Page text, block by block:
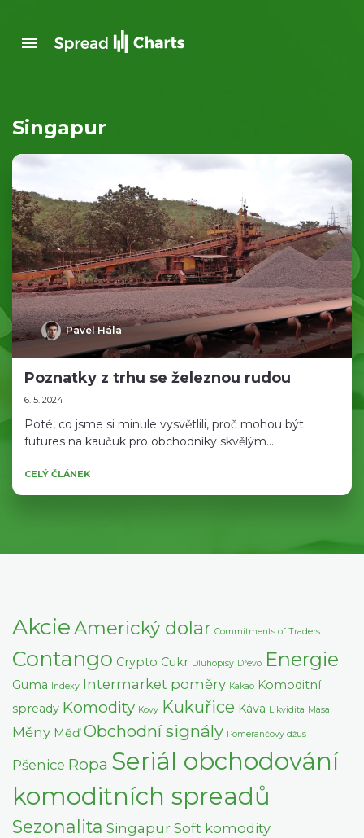
Singapur
Pavel Hála
Poznatky z trhu se železnou rudou
6. 5. 2024
Poté, co jsme si minule vysvětlili, proč mohou být
futures na kaučuk pro obchodníky skvělým...
CELÝ ČLÁNEK
AkcieAmerický dolar Commitments of Traders
Contango Crypto Cukr Dluhopisy Dřevo Energie
Guma Indexy Intermarket poměry Kakao Komoditní
spready Komodity Kovy Kukuřice Káva Likvidita Masa
Měny Měď Obchodní signály Pomerančový džus
Pšenice Ropa Seriál obchodování
komoditních spreadů
Sezonalita Singapur Soft komodity